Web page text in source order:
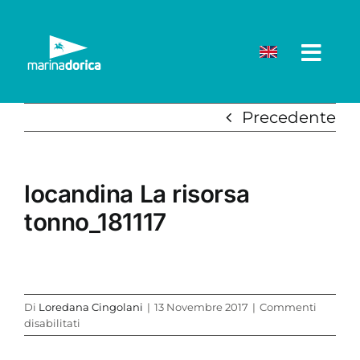
contenuto
Precedente
locandina La risorsa
tonno_181117
Di Loredana Cingolani | 13 Novembre 2017 | Commenti
disabilitati
locandina